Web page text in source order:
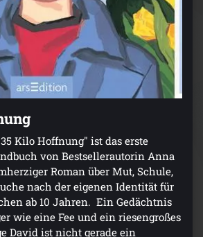
Kilo Hoffnung" ist das erste
von Bestsellerautorin Anna
Roman über Mut, Schule,
nach der eigenen Identität für
ab 10 Jahren. Ein Gedächtnis
wie eine Fee und ein riesengroßes
David ist nicht gerade ein